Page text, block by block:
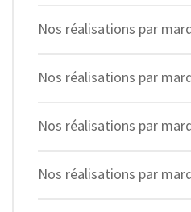
Nos réalisations par
Nos réalisations par
Nos réalisations par
Nos réalisations par